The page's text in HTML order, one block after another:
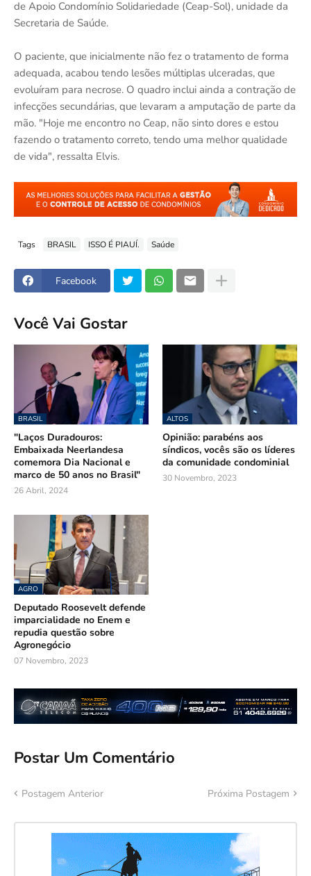
de Apoio Condomínio Solidariedade (Ceap-Sol), unidade da
Secretaria de Saúde.
O paciente, que inicialmente não fez o tratamento de forma
adequada, acabou tendo lesões múltiplas ulceradas, que
evoluíram para necrose. O quadro inclui ainda a contração de
infecções secundárias, que levaram a amputação de parte da
mão. "Hoje me encontro no Ceap, não sinto dores e estou
fazendo o tratamento correto, tendo uma melhor qualidade
de vida", ressalta Elvis.
Tags BRASIL ISSO É PIAUÍ. Saúde
Facebook
Você Vai Gostar
BRASIL
"Laços Duradouros:
Embaixada Neerlandesa
comemora Dia Nacional e
marco de 50 anos no Brasil"
26 Abril, 2024
ALTOS
Opinião: parabéns aos
síndicos, vocês são os líderes
da comunidade condominial
30 Novembro, 2023
AGRO
Deputado Roosevelt defende
imparcialidade no Enem e
repudia questão sobre
Agronegócio
07 Novembro, 2023
Postar Um Comentário
Postagem Anterior Próxima Postagem